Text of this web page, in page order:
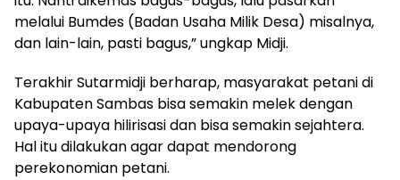
melalui Bumdes (Badan Usaha Milik Desa) misalnya,
dan lain-lain, pasti bagus,” ungkap Midji.
Terakhir Sutarmidji berharap, masyarakat petani di
Kabupaten Sambas bisa semakin melek dengan
upaya-upaya hilirisasi dan bisa semakin sejahtera.
Hal itu dilakukan agar dapat mendorong
perekonomian petani.